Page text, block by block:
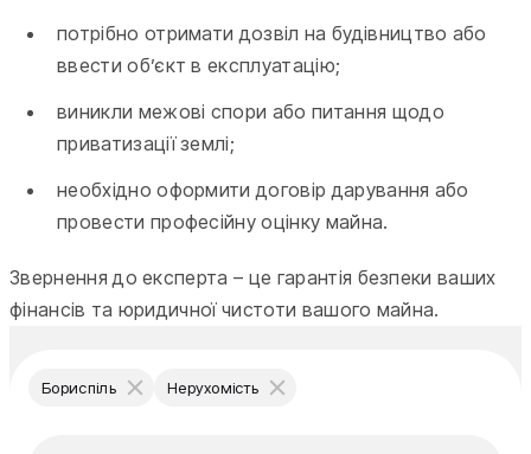
потрібно отримати дозвіл на будівництво або
ввести об’єкт в експлуатацію;
виникли межові спори або питання щодо
приватизації землі;
необхідно оформити договір дарування або
провести професійну оцінку майна.
Звернення до експерта – це гарантія безпеки ваших
фінансів та юридичної чистоти вашого майна.
Бориспіль Нерухомість